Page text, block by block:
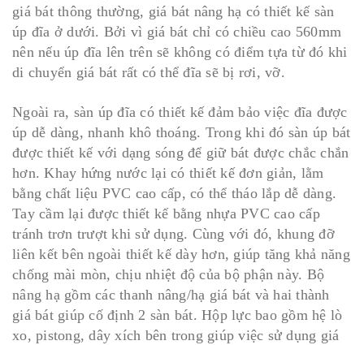
giá bát thông thường, giá bát nâng hạ có thiết kế sàn
úp đĩa ở dưới. Bởi vì giá bát chỉ có chiều cao 560mm
nên nếu úp đĩa lên trên sẽ không có điểm tựa từ đó khi
di chuyển giá bát rất có thể đĩa sẽ bị rơi, vỡ.
Ngoài ra, sàn úp đĩa có thiết kế đảm bảo việc đĩa được
úp dễ dàng, nhanh khô thoáng. Trong khi đó sàn úp bát
được thiết kế với dạng sóng để giữ bát được chắc chắn
hơn. Khay hứng nước lại có thiết kế đơn giản, lằm
bằng chất liệu PVC cao cấp, có thể tháo lắp dễ dàng.
Tay cầm lại được thiết kế bằng nhựa PVC cao cấp
tránh trơn trượt khi sử dụng. Cùng với đó, khung đỡ
liên kết bên ngoài thiết kế dày hơn, giúp tăng khả năng
chống mài mòn, chịu nhiệt độ của bộ phận này. Bộ
nâng hạ gồm các thanh nâng/hạ giá bát và hai thành
giá bát giúp cố định 2 sàn bát. Hộp lực bao gồm hệ lò
xo, pistong, dây xích bên trong giúp việc sử dụng giá